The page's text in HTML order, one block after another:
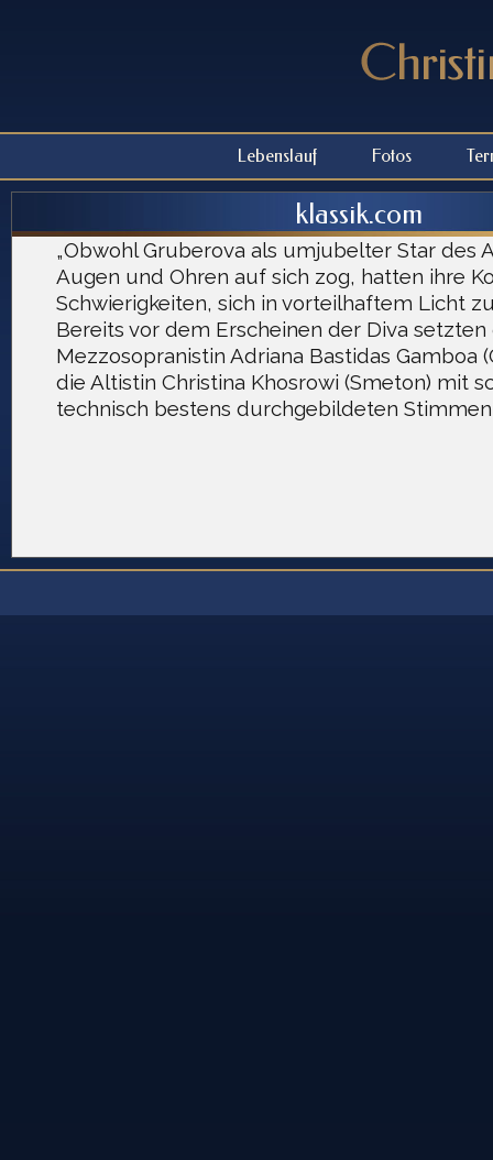
Lebenslauf Fotos
klassik.com
„Obwohl Gruberova als umjubelter Star des
Augen und Ohren auf sich zog, hatten ihre
Schwierigkeiten, sich in vorteilhaftem Licht
Bereits vor dem Erscheinen der Diva setzten
Mezzosopranistin Adriana Bastidas Gamboa
die Altistin Christina Khosrowi (Smeton) mit
technisch bestens durchgebildeten Stimmen